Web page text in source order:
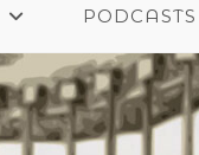
PODCASTS